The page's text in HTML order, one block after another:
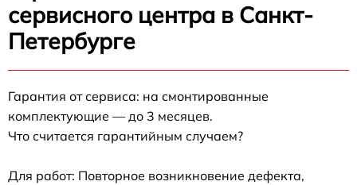
сервисного центра в Санкт-
Петербурге
Гарантия от сервиса: на смонтированные
комплектующие — до 3 месяцев.
Что считается гарантийным случаем?
Для работ: Повторное возникновение дефекта,